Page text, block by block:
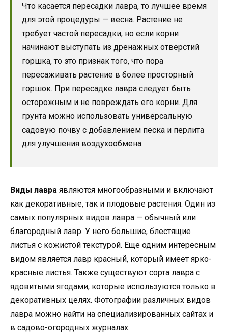
Что касается пересадки лавра, то лучшее время
для этой процедуры — весна. Растение не
требует частой пересадки, но если корни
начинают выступать из дренажных отверстий
горшка, то это признак того, что пора
пересаживать растение в более просторный
горшок. При пересадке лавра следует быть
осторожным и не повреждать его корни. Для
грунта можно использовать универсальную
садовую почву с добавлением песка и перлита
для улучшения воздухообмена.
Виды лавра являются многообразными и включают
как декоративные, так и плодовые растения. Один из
самых популярных видов лавра — обычный или
благородный лавр. У него большие, блестящие
листья с кожистой текстурой. Еще одним интересным
видом является лавр красный, который имеет ярко-
красные листья. Также существуют сорта лавра с
ядовитыми ягодами, которые используются только в
декоративных целях. Фотографии различных видов
лавра можно найти на специализированных сайтах и
в садово-огородных журналах.